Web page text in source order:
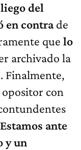
del
en contrade
que lo
archivado la
Finalmente,
con
ante
y un